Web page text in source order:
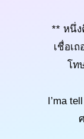
** หนึ่ง
เชื่อเ
โท
I’ma